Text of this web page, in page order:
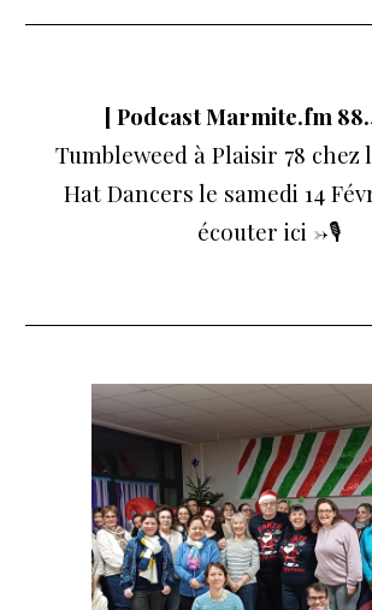
[ Podcast Marmite.fm
Tumbleweed à Plaisir 78 chez
Hat Dancers le samedi 14
écouter ici ->🎙️